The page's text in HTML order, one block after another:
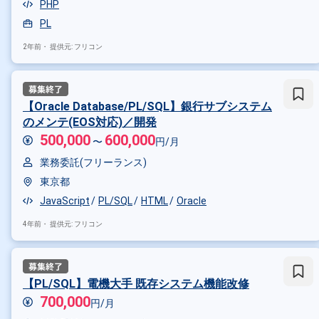
PHP
PL
2年前・ 提供元: フリコン
【Oracle Database/PL/SQL】銀行サブシステム
のメンテ(EOS対応)／開発
500,000 〜 600,000円/月
業務委託(フリーランス)
東京都
JavaScript
PL/SQL HTML Oracle
4年前・ 提供元: フリコン
【PL/SQL】電機大手 既存システム機能改修
700,000円/月
Java AWS PHP SQL
PM PMO サーバーサイドエ